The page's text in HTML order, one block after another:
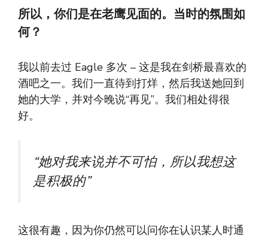
所以，你们是在老鹰见面的。当时的氛围如
何？
我以前去过 Eagle 多次 – 这是我在剑桥最喜欢的
酒吧之一。我们一直待到打烊，然后我送她回到
她的大学，并对今晚说“再见”。我们相处得很
好。
“她对我来说并不可怕，所以我想这
是积极的”
这很有趣，因为你仍然可以问你在认识某人时通